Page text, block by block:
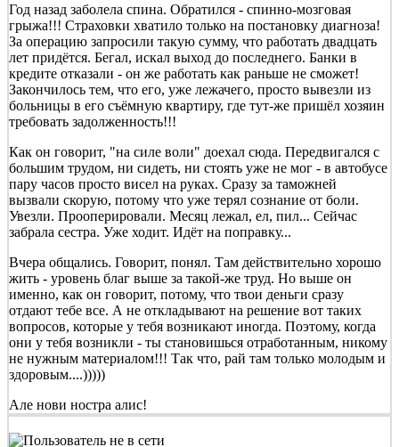
Год назад заболела спина. Обратился - спинно-мозговая
грыжа!!! Страховки хватило только на постановку диагноза!
За операцию запросили такую сумму, что работать двадцать
лет придётся. Бегал, искал выход до последнего. Банки в
кредите отказали - он же работать как раньше не сможет!
Закончилось тем, что его, уже лежачего, просто вывезли из
больницы в его съёмную квартиру, где тут-же пришёл хозяин
требовать задолженность!!!
Как он говорит, "на силе воли" доехал сюда. Передвигался с
большим трудом, ни сидеть, ни стоять уже не мог - в автобусе
пару часов просто висел на руках. Сразу за таможней
вызвали скорую, потому что уже терял сознание от боли.
Увезли. Прооперировали. Месяц лежал, ел, пил... Сейчас
забрала сестра. Уже ходит. Идёт на поправку...
Вчера общались. Говорит, понял. Там действительно хорошо
жить - уровень благ выше за такой-же труд. Но выше он
именно, как он говорит, потому, что твои деньги сразу
отдают тебе все. А не откладывают на решение вот таких
вопросов, которые у тебя возникают иногда. Поэтому, когда
они у тебя возникли - ты становишься отработанным, никому
не нужным материалом!!! Так что, рай там только молодым и
здоровым....)))))
Але нови ностра алис!